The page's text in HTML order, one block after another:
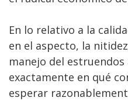
En lo relativo a la
en el aspecto, la
manejo del estruendos
exactamente en qué
esperar